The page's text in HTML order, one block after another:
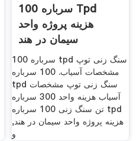
100 سرباره Tpd
هزینه پروژه واحد
سیمان در هند
100 سرباره tpd سنگ زنی توپ
مشخصات آسیاب. 100 سرباره
tpd سنگ زنی توپ مشخصات
آسیاب هزینه واحد 300 سرباره
تن سنگ زنی 100 سرباره tpd
هزینه پروژه واحد سیمان در هند,
و